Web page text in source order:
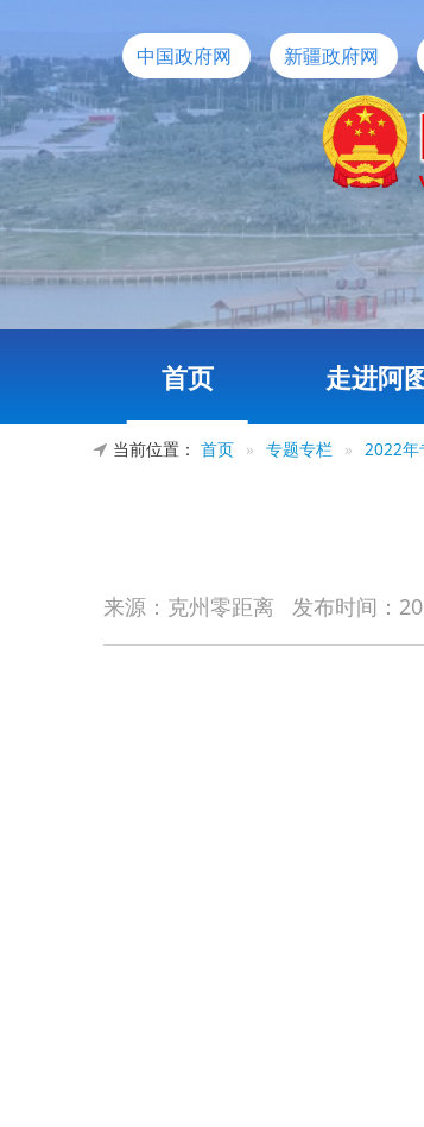
中国政府网 新疆政府网
首页 走进阿
当前位置： 首页 » 专题专栏 » 2022年
来源：克州零距离 发布时间：
√2025年以来，全州线上办理职工